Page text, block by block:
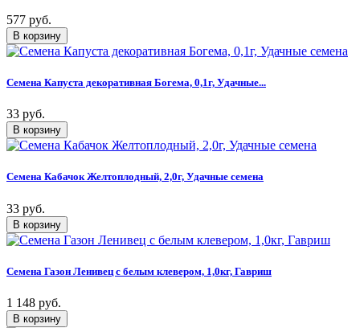
577 руб.
Семена Капуста декоративная Богема, 0,1г, Удачные...
33 руб.
Семена Кабачок Желтоплодный, 2,0г, Удачные семена
33 руб.
Семена Газон Ленивец с белым клевером, 1,0кг, Гавриш
1 148 руб.